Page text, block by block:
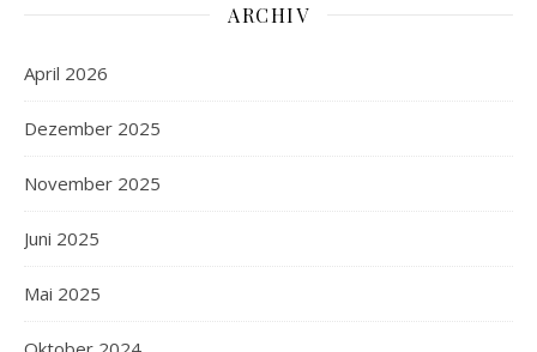
ARCHIV
April 2026
Dezember 2025
November 2025
Juni 2025
Mai 2025